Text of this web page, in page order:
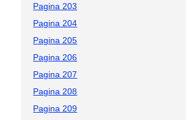
Pagina 203
Pagina 204
Pagina 205
Pagina 206
Pagina 207
Pagina 208
Pagina 209